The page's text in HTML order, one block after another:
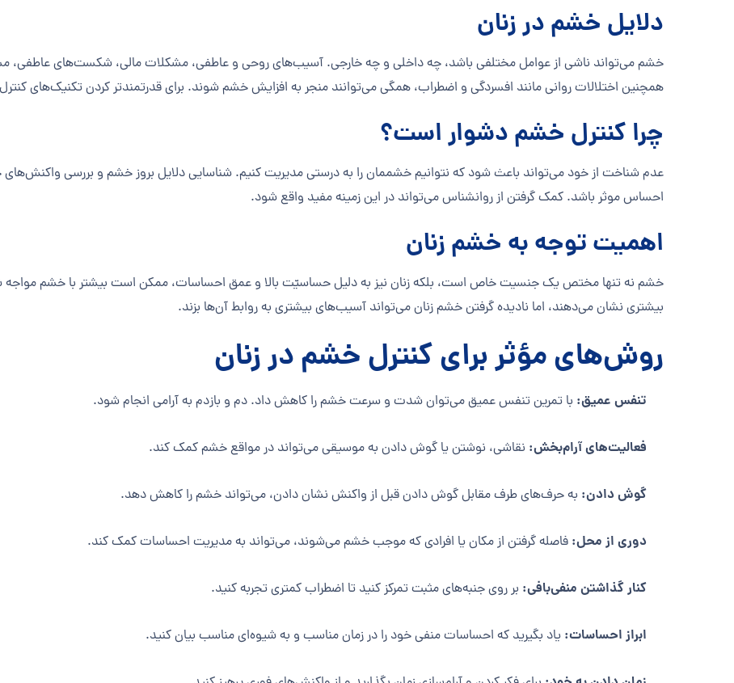
دلایل خشم در زنان
خشم می‌تواند ناشی از عوامل مختلفی باشد، چه داخلی و چه خارجی. آسیب‌های روحی و عاطفی، مشکلات مالی، شکست‌های عاطفی،
همچنین اختلالات روانی مانند افسردگی و اضطراب، همگی می‌توانند منجر به افزایش خشم شوند. برای قدرتمندتر کردن تکنیک‌های
چرا کنترل خشم دشوار است؟
عدم شناخت از خود می‌تواند باعث شود که نتوانیم خشممان را به درستی مدیریت کنیم. شناسایی دلایل بروز خشم و بررسی واکنش‌های
احساس موثر باشد. کمک گرفتن از روانشناس می‌تواند در این زمینه مفید واقع شود.
اهمیت توجه به خشم زنان
خشم نه تنها مختص یک جنسیت خاص است، بلکه زنان نیز به دلیل حساسیّت بالا و عمق احساسات، ممکن است بیشتر با خشم
بیشتری نشان می‌دهند، اما نادیده گرفتن خشم زنان می‌تواند آسیب‌های بیشتری به روابط آن‌ها بزند.
روش‌های مؤثر برای کنترل خشم در زنان
تنفس عمیق: با تمرین تنفس عمیق می‌توان شدت و سرعت خشم را کاهش داد. دم و بازدم به آرامی انجام شود.
فعالیت‌های آرام‌بخش: نقاشی، نوشتن یا گوش دادن به موسیقی می‌تواند در مواقع خشم کمک کند.
گوش دادن: به حرف‌های طرف مقابل گوش دادن قبل از واکنش نشان دادن، می‌تواند خشم را کاهش دهد.
دوری از محل: فاصله گرفتن از مکان یا افرادی که موجب خشم می‌شوند، می‌تواند به مدیریت احساسات کمک کند.
کنار گذاشتن منفی‌بافی: بر روی جنبه‌های مثبت تمرکز کنید تا اضطراب کمتری تجربه کنید.
ابراز احساسات: یاد بگیرید که احساسات منفی خود را در زمان مناسب و به شیوه‌ای مناسب بیان کنید.